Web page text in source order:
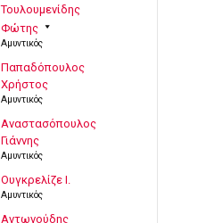
Τουλουμενίδης
Φώτης
Αμυντικός
Παπαδόπουλος
Χρήστος
Αμυντικός
Αναστασόπουλος
Γιάννης
Αμυντικός
Ουγκρελίζε Ι.
Αμυντικός
Αντωνούδης